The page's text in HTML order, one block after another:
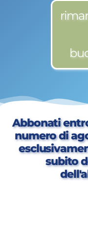
Abbonati
numero di
subito